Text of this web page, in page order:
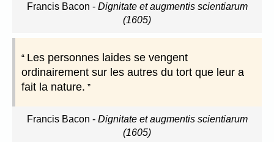
Francis Bacon - Dignitate et augmentis scientiarum
(1605)
Les personnes laides se vengent
ordinairement sur les autres du tort que leur a
fait la nature.
Francis Bacon - Dignitate et augmentis scientiarum
(1605)